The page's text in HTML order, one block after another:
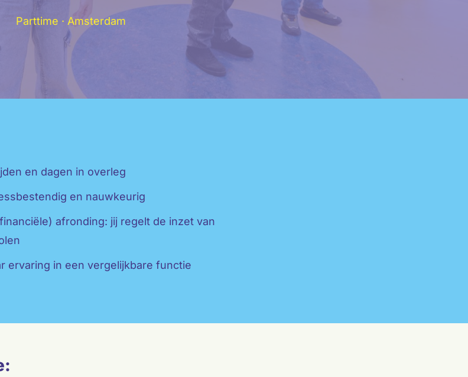
Parttime · Amsterdam
en dagen in overleg
en nauwkeurig
afronding: jij regelt de inzet van
ervaring in een vergelijkbare functie